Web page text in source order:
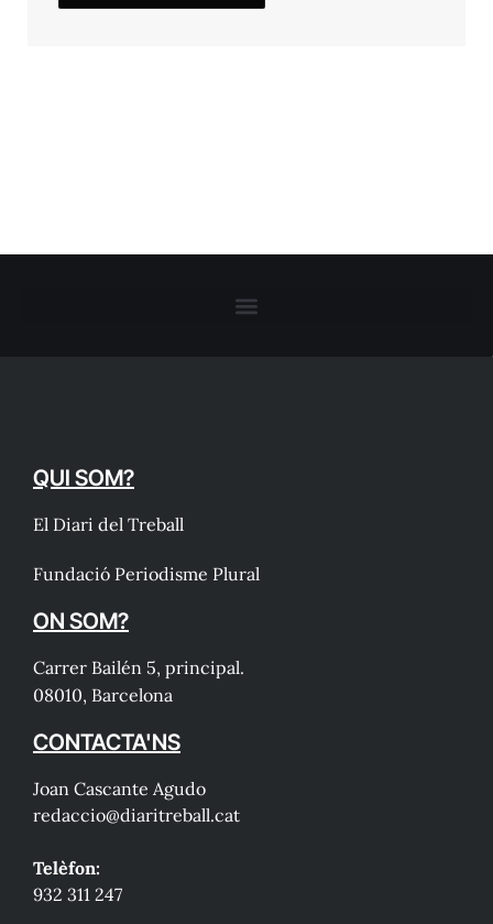
QUI SOM?
El Diari del Treball
Fundació Periodisme Plural
ON SOM?
Carrer Bailén 5, principal.
08010, Barcelona
CONTACTA'NS
Joan Cascante Agudo
redaccio@diaritreball.cat
Telèfon:
932 311 247